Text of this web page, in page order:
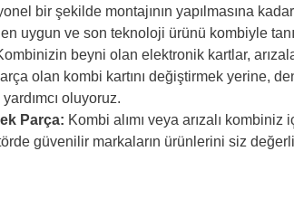
bir şekilde montajının yapılmasına
uygun ve son teknoloji ürünü kombiyle
beyni olan elektronik kartlar,
olan kombi kartını değiştirmek yerine,
oluyoruz.
Parça: Kombi alımı veya arızalı kombiniz
güvenilir markaların ürünlerini siz